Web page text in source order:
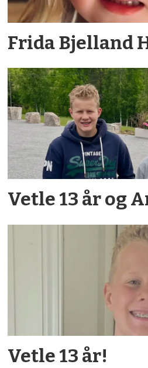
Frida Bjelland
Vetle 13 år og
Vetle 13 år!